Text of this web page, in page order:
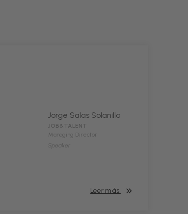
Jorge Salas Solanilla
JOB&TALENT
Managing Director
Speaker
Leer más